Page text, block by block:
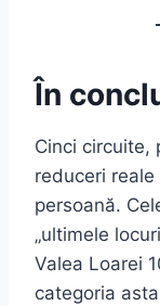
În
Cinci circuite,
reduceri
persoană.
„ultimele
Valea Loarei
categoria